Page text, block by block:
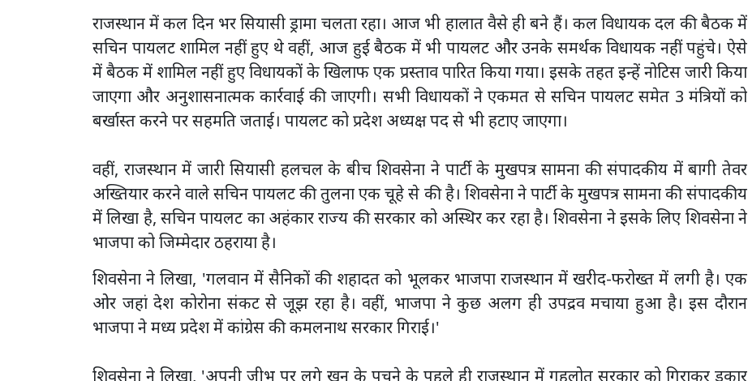
राजस्थान में कल दिन भर सियासी ड्रामा चलता रहा। आज भी हालात वैसे ही बने हैं। कल विधायक दल की बैठक में
सचिन पायलट शामिल नहीं हुए थे वहीं, आज हुई बैठक में भी पायलट और उनके समर्थक विधायक नहीं पहुंचे। ऐसे
में बैठक में शामिल नहीं हुए विधायकों के खिलाफ एक प्रस्ताव पारित किया गया। इसके तहत इन्हें नोटिस जारी किया
जाएगा और अनुशासनात्मक कार्रवाई की जाएगी। सभी विधायकों ने एकमत से सचिन पायलट समेत 3 मंत्रियों को
बर्खास्त करने पर सहमति जताई। पायलट को प्रदेश अध्यक्ष पद से भी हटाए जाएगा।
वहीं, राजस्थान में जारी सियासी हलचल के बीच शिवसेना ने पार्टी के मुखपत्र सामना की संपादकीय में बागी तेवर
अख्तियार करने वाले सचिन पायलट की तुलना एक चूहे से की है। शिवसेना ने पार्टी के मुखपत्र सामना की संपादकीय
में लिखा है, सचिन पायलट का अहंकार राज्य की सरकार को अस्थिर कर रहा है। शिवसेना ने इसके लिए शिवसेना ने
भाजपा को जिम्मेदार ठहराया है।
शिवसेना ने लिखा, 'गलवान में सैनिकों की शहादत को भूलकर भाजपा राजस्थान में खरीद-फरोख्त में लगी है। एक
ओर जहां देश कोरोना संकट से जूझ रहा है। वहीं, भाजपा ने कुछ अलग ही उपद्रव मचाया हुआ है। इस दौरान
भाजपा ने मध्य प्रदेश में कांग्रेस की कमलनाथ सरकार गिराई।'
शिवसेना ने लिखा, 'अपनी जीभ पर लगे खून के पचने के पहले ही राजस्थान में गहलोत सरकार को गिराकर डकार